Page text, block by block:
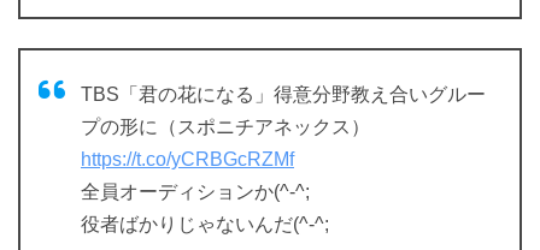
TBS「君の花になる」得意分野教え合いグルー
プの形に（スポニチアネックス）
https://t.co/yCRBGcRZMf
全員オーディションか(^-^;
役者ばかりじゃないんだ(^-^;